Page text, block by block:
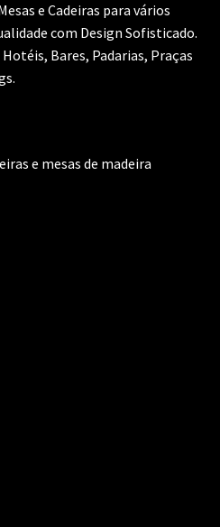
e Cadeiras para vários
com Design Sofisticado.
Bares, Padarias, Praças
e mesas de madeira